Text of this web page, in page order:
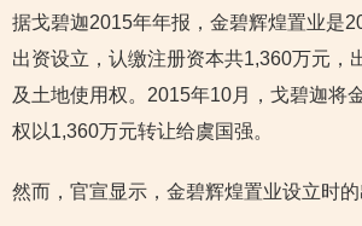
据戈碧迦2015年年报，金碧辉煌置业是
出资设立，认缴注册资本共1,360万元，
及土地使用权。2015年10月，戈碧迦将
权以1,360万元转让给虞国强。
然而，官宣显示，金碧辉煌置业设立时的